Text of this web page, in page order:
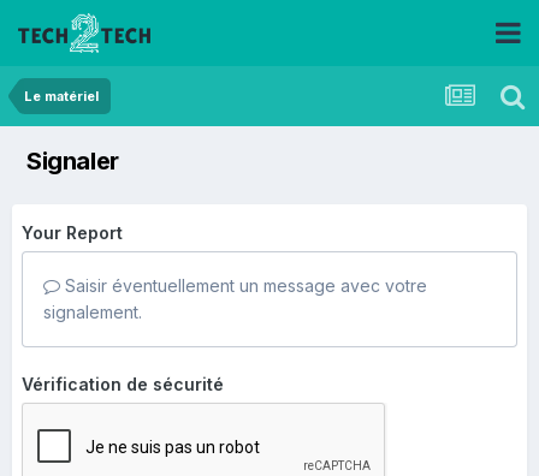
Le matériel
Signaler
Your Report
Saisir éventuellement un message avec votre
signalement.
Vérification de sécurité